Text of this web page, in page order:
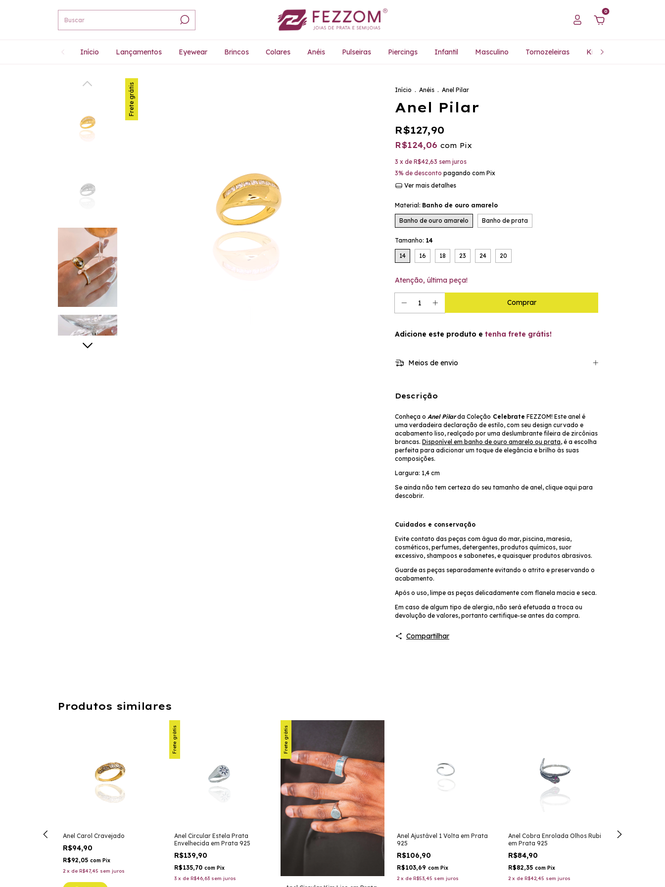
0
Início Lançamentos Eyewear Brincos Colares Anéis Pulseiras Piercings Infantil Masculino Tornozeleiras Kits Especiais
Frete grátis Início . Anéis . Anel Pilar
Anel Pilar
R$127,90
R$124,06 com Pix
3 x de R$42,63 sem juros
3% de desconto pagando com Pix
Ver mais detalhes
Material: Banho de ouro amarelo
Banho de ouro amarelo Banho de prata
Tamanho: 14
14 16 18 23 24 20
Atenção, última peça!
Adicione este produto e tenha frete grátis!
Meios de envio
Descrição
Conheça o Anel Pilarda Coleção Celebrate FEZZOM! Este anel é
uma verdadeira declaração de estilo, com seu design curvado e
acabamento liso, realçado por uma deslumbrante fileira de zircônias
brancas. Disponível em banho de ouro amarelo ou prata, é a escolha
perfeita para adicionar um toque de elegância e brilho às suas
composições.
Largura: 1,4 cm
Se ainda não tem certeza do seu tamanho de anel, clique aqui para
descobrir.
Cuidados e conservação
Evite contato das peças com água do mar, piscina, maresia,
cosméticos, perfumes, detergentes, produtos químicos, suor
excessivo, shampoos e sabonetes, e quaisquer produtos abrasivos.
Guarde as peças separadamente evitando o atrito e preservando o
acabamento.
Após o uso, limpe as peças delicadamente com flanela macia e seca.
Em caso de algum tipo de alergia, não será efetuada a troca ou
devolução de valores, portanto certifique-se antes da compra.
Compartilhar
Produtos similares
Anel Carol Cravejado
R$94,90
R$92,05 com Pix
2 x de R$47,45 sem juros
Frete grátis
Anel Circular Estela Prata
Envelhecida em Prata 925
R$139,90
R$135,70 com Pix
3 x de R$46,63 sem juros
Frete grátis
Anel Ajustável 1 Volta em Prata
925
R$106,90
R$103,69 com Pix
2 x de R$53,45 sem juros
Anel Cobra Enrolada Olhos Rubi
em Prata 925
R$84,90
R$82,35 com Pix
2 x de R$42,45 sem juros